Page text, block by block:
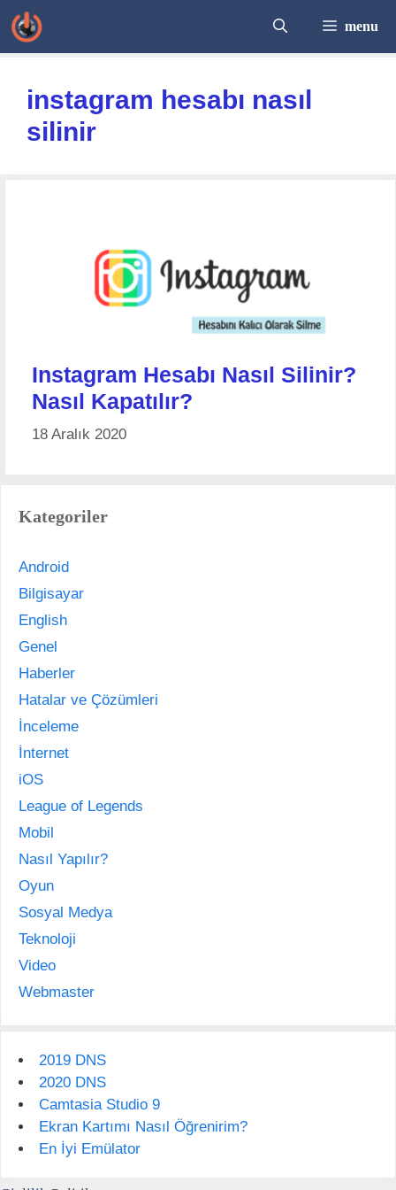
İçeriğe
atla
menu
instagram hesabı nasıl
silinir
Instagram Hesabı Nasıl Silinir?
Nasıl Kapatılır?
18 Aralık 2020
Kategoriler
Android
Bilgisayar
English
Genel
Haberler
Hatalar ve Çözümleri
İnceleme
İnternet
iOS
League of Legends
Mobil
Nasıl Yapılır?
Oyun
Sosyal Medya
Teknoloji
Video
Webmaster
2019 DNS
2020 DNS
Camtasia Studio 9
Ekran Kartımı Nasıl Öğrenirim?
En İyi Emülator